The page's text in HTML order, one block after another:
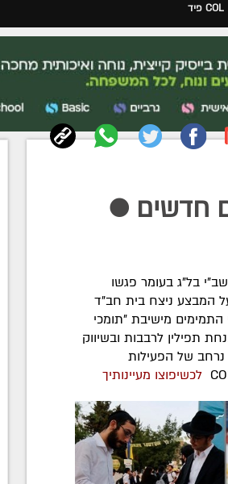
COL פיד
חדשים ●
בל"ג בעומר פגשו
המבצע ניצח בית חב"ד
התמימים מישיבת "תומכי
הפעילים עסקו בהנחת תפילין לרבבות ובשיווק
של הפעילות
לכשיפוצו מעיינותיך